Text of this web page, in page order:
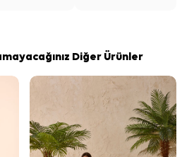
Diğer Ürünler